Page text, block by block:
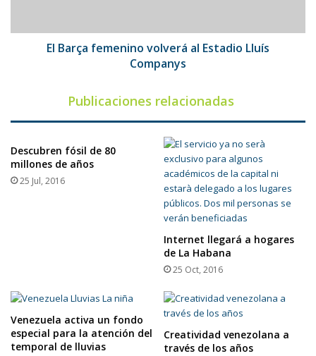
El Barça femenino volverá al Estadio Lluís
Companys
Publicaciones relacionadas
Descubren fósil de 80
millones de años
25 Jul, 2016
Internet llegará a hogares
de La Habana
25 Oct, 2016
Venezuela activa un fondo
especial para la atención del
temporal de lluvias
Creatividad venezolana a
través de los años